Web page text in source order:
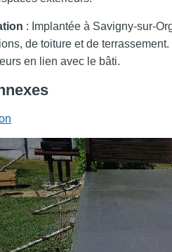
: Implantée à Savigny-sur-
de toiture et de
en lien avec le bâti.